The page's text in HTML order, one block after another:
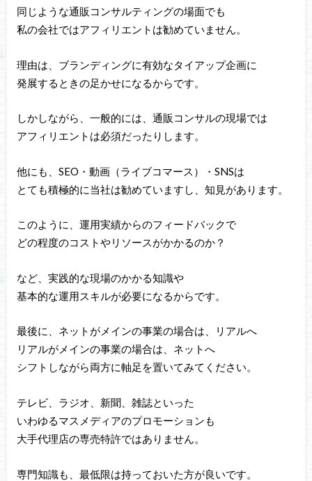
同じような通販コンサルティングの場面でも
私の会社ではアフィリエントは勧めていません。
理由は、ブランディングに有効なタイアップ企画に
発展するときの足かせになるからです。
しかしながら、一般的には、通販コンサルの現場では
アフィリエントは必須だったりします。
他にも、SEO・動画（ライブコマース）・SNSは
とても積極的に当社は勧めていますし、知見があります。
このように、運用実績からのフィードバックで
どの程度のコストやリソースがかかるのか？
など、実践的な現場のかかる知識や
基本的な運用スキルが必要になるからです。
最後に、ネットがメインの事業の場合は、リアルへ
リアルがメインの事業の場合は、ネットへ
シフトしながら両方に軸足を置いてみてください。
テレビ、ラジオ、新聞、雑誌といった
いわゆるマスメディアのプロモーションも
大手代理店の専売特許ではありません。
専門知識も、最低限は持っておいた方が良いです。